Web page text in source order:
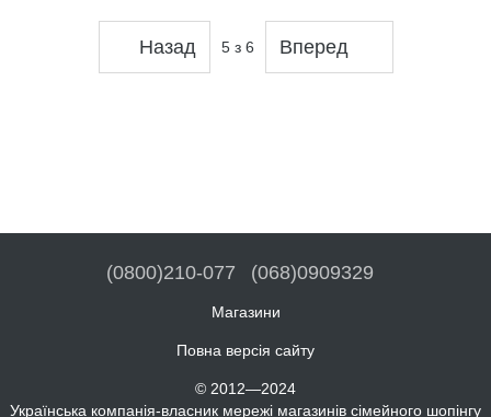
Назад 5з 6 Вперед
(0800)210-077 (068)0909329
Магазини
Повна версія сайту
© 2012—2024
Українська компанія-власник мережі магазинів сімейного шопінгу